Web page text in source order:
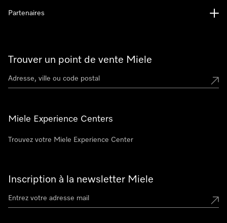
Trouver un point de vente Miele
Miele Experience Centers
Trouvez votre Miele Experience Center
Inscription à la newsletter Miele
Partenaires